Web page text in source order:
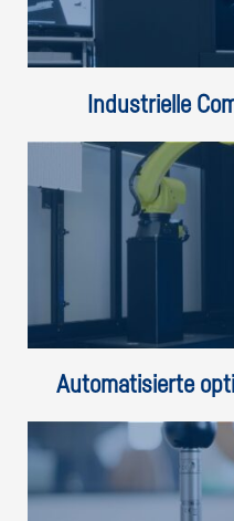
Industrielle
Automatisierte